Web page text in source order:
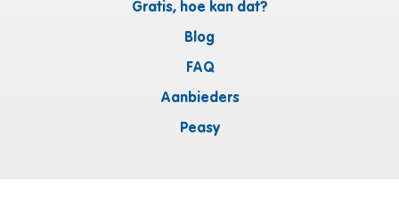
Gratis, hoe kan dat?
Blog
FAQ
Aanbieders
Peasy